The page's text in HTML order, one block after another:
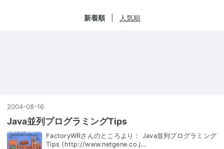
新着順 人気順
2004-08-16
Java並列プログラミングTips
FactoryWRさんのところより： Java並列プログラミング
Tips (http://www.netgene.co.j…